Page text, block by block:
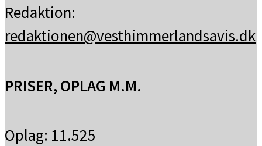
Redaktion:
redaktionen@vesthimmerlandsavis.dk
PRISER, OPLAG M.M.
Oplag: 11.525